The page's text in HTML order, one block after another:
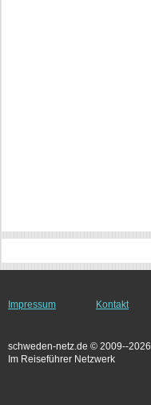
Impressum Kontakt
schweden-netz.de © 2009--2026
Im Reiseführer Netzwerk